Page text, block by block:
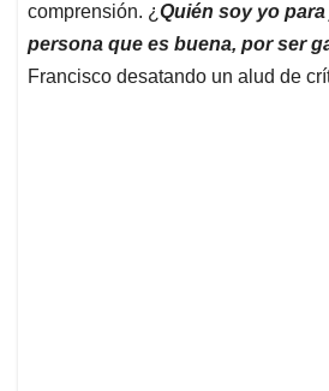
comprensión. ¿ Quién soy yo
persona que es buena, por ser
Francisco desatando un alud de